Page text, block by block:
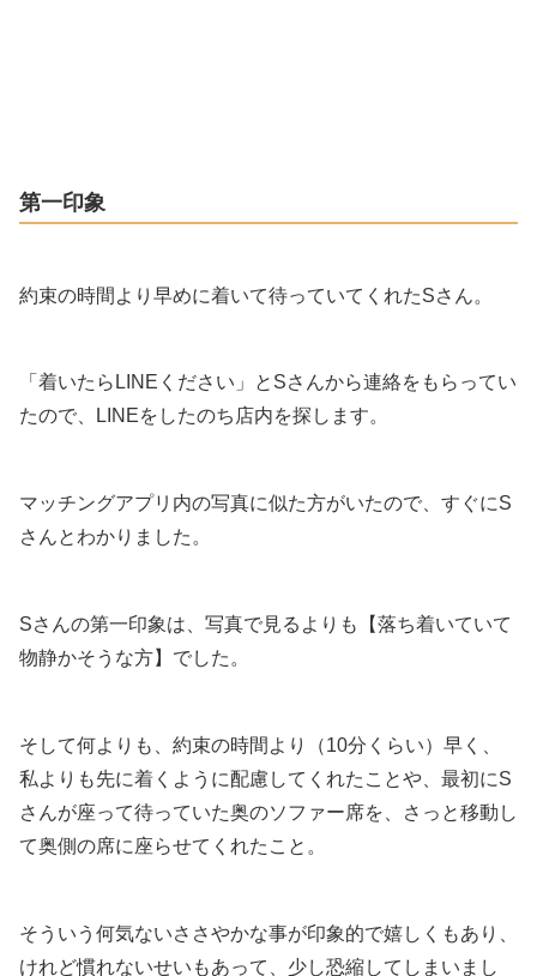
第一印象
約束の時間より早めに着いて待っていてくれたSさん。
「着いたらLINEください」とSさんから連絡をもらってい
たので、LINEをしたのち店内を探します。
マッチングアプリ内の写真に似た方がいたので、すぐにS
さんとわかりました。
Sさんの第一印象は、写真で見るよりも【落ち着いていて
物静かそうな方】でした。
そして何よりも、約束の時間より（10分くらい）早く、
私よりも先に着くように配慮してくれたことや、最初にS
さんが座って待っていた奥のソファー席を、さっと移動し
て奥側の席に座らせてくれたこと。
そういう何気ないささやかな事が印象的で嬉しくもあり、
けれど慣れないせいもあって、少し恐縮してしまいまし